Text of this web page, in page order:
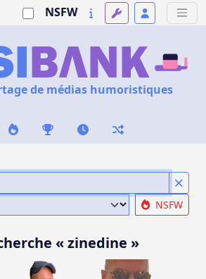
NSFW
de médias humoristiques
NSFW
« zinedine »